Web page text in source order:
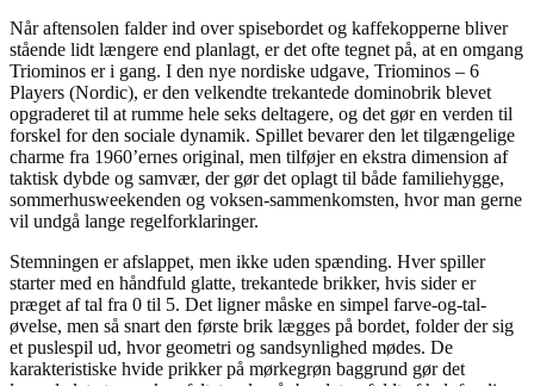
Når aftensolen falder ind over spisebordet og kaffekopperne bliver
stående lidt længere end planlagt, er det ofte tegnet på, at en omgang
Triominos er i gang. I den nye nordiske udgave, Triominos – 6
Players (Nordic), er den velkendte trekantede dominobrik blevet
opgraderet til at rumme hele seks deltagere, og det gør en verden til
forskel for den sociale dynamik. Spillet bevarer den let tilgængelige
charme fra 1960’ernes original, men tilføjer en ekstra dimension af
taktisk dybde og samvær, der gør det oplagt til både familiehygge,
sommerhusweekenden og voksen-sammenkomsten, hvor man gerne
vil undgå lange regelforklaringer.
Stemningen er afslappet, men ikke uden spænding. Hver spiller
starter med en håndfuld glatte, trekantede brikker, hvis sider er
præget af tal fra 0 til 5. Det ligner måske en simpel farve-og-tal-
øvelse, men så snart den første brik lægges på bordet, folder der sig
et puslespil ud, hvor geometri og sandsynlighed mødes. De
karakteristiske hvide prikker på mørkegrøn baggrund gør det